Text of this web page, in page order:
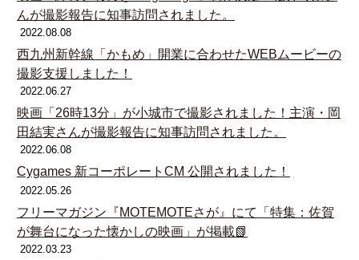
んが撮影報告に知事訪問されました。
2022.08.08
西九州新幹線「かもめ」開業に合わせたWEBムービーの
撮影支援しました！
2022.06.27
映画「26時13分」が小城市で撮影されました！主演・岡
田結実さんが撮影報告に知事訪問されました。
2022.06.08
Cygames 新コーポレートCM 公開されました！
2022.05.26
フリーマガジン『MOTEMOTEさが』にて「特集：佐賀
が舞台になった懐かしの映画」が掲載📗
2022.03.23